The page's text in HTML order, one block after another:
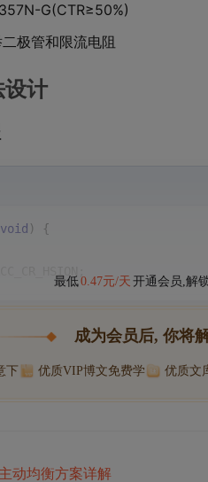
G(CTR≥50%)
极管和限流电阻
设计
void )
{
最低0.47元/天 开通会员,解
成为会员后, 你将
下 优质VIP博文免费学 优质文
动均衡方案详解